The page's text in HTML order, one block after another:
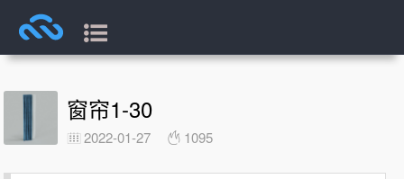
窗帘1-30
2022-01-27 1095